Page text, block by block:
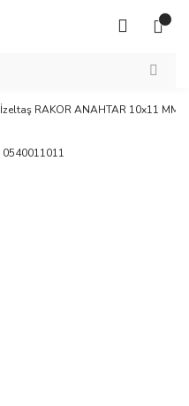
İzeltaş RAKOR ANAHTAR 10x11 MM